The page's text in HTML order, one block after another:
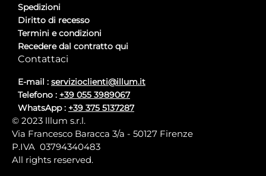
Spedizioni
Diritto di recesso
Termini e condizioni
Recedere dal contratto qui
Contattaci
E-mail : servizioclienti@illum.it
Telefono : +39 055 3989067
WhatsApp : +39 375 5137287
© 2023 lllum s.r.l.
Via Francesco Baracca 3/a - 50127 Firenze
P.IVA 03794340483
All rights reserved.